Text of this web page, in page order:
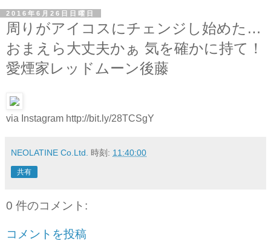
2016年6月26日日曜日
周りがアイコスにチェンジし始めた…
おまえら大丈夫かぁ 気を確かに持て！
愛煙家レッドムーン後藤
via Instagram http://bit.ly/28TCSgY
NEOLATINE Co.Ltd. 時刻: 11:40:00
共有
0 件のコメント:
コメントを投稿